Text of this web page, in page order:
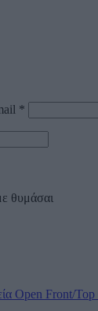
*
θυμάσαι
Open Front/Top